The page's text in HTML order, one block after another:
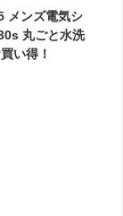
メンズ電気シ
丸ごと水洗
い得！